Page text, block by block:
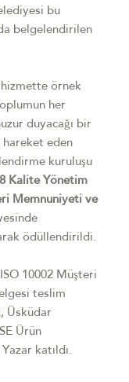
bu
belgelendirilen
örnek
her
duyacağı bir
eden
kuruluşu
Kalite Yönetim
Memnuniyeti ve
ödüllendirildi.
10002 Müşteri
teslim
Üsküdar
Ürün
katıldı.